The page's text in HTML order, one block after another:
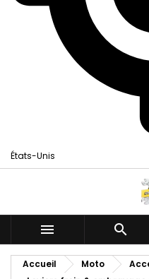
États-Unis
 
Accueil Moto